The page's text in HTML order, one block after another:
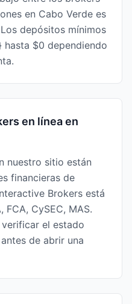
en Cabo Verde es
depósitos mínimos
hasta $0 dependiendo
en línea en
nuestro sitio están
financieras de
Brokers está
FCA, CySEC, MAS.
el estado
de abrir una